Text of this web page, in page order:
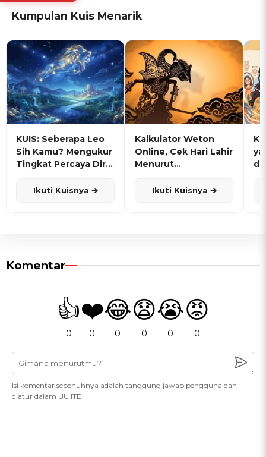
Kumpulan Kuis Menarik
KUIS: Seberapa Leo
Sih Kamu? Mengukur
Tingkat Percaya Diri
Ikuti Kuisnya ➔
Kalkulator Weton
Online, Cek Hari Lahir
Menurut
Ikuti Kuisnya ➔
Komentar
👍
0
❤️
0
😂
0
😧
0
😭
0
😡
0
Isi komentar sepenuhnya adalah tanggung jawab pengguna dan
diatur dalam UU ITE